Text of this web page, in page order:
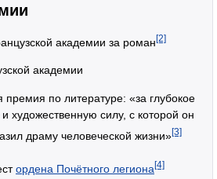
академии за роман[2]
академии
по литературе: «за глубокое
художественную силу, с которой он
драму человеческой жизни»[3]
ордена Почётного легиона[4]